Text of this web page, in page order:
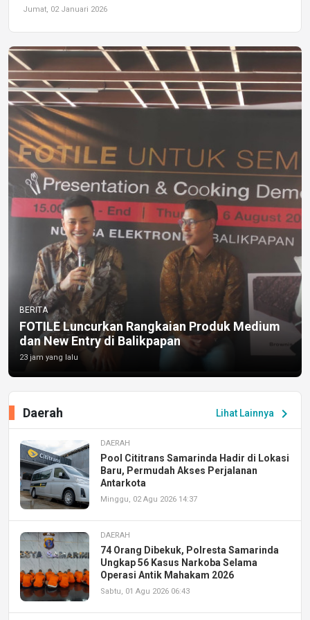
Jumat, 02 Januari 2026
BERITA
FOTILE Luncurkan Rangkaian Produk Medium
dan New Entry di Balikpapan
23 jam yang lalu
Lihat Lainnya chevron_right
Daerah
DAERAH
Pool Cititrans Samarinda Hadir di Lokasi
Baru, Permudah Akses Perjalanan
Antarkota
Minggu, 02 Agu 2026 14:37
DAERAH
74 Orang Dibekuk, Polresta Samarinda
Ungkap 56 Kasus Narkoba Selama
Operasi Antik Mahakam 2026
Sabtu, 01 Agu 2026 06:43